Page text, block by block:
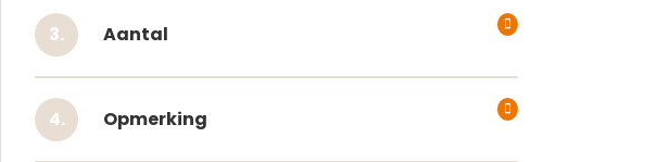
Aantal
Opmerking